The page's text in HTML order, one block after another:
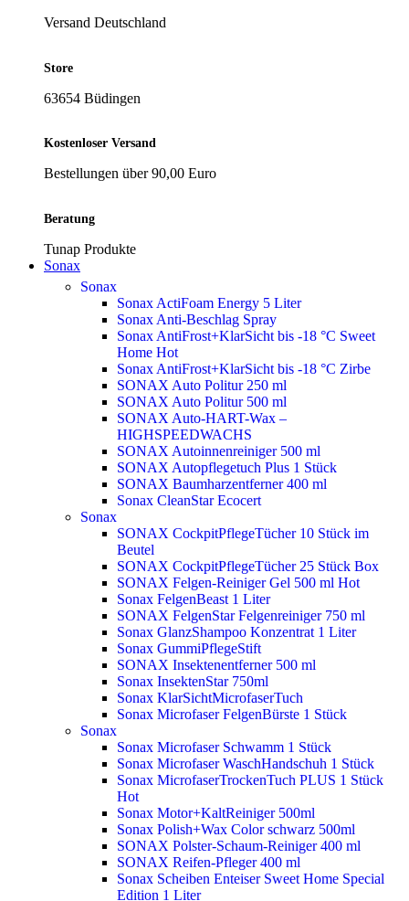
Versand Deutschland
Store
63654 Büdingen
Kostenloser Versand
Bestellungen über 90,00 Euro
Beratung
Tunap Produkte
Sonax
Sonax
Sonax ActiFoam Energy 5 Liter
Sonax Anti-Beschlag Spray
Sonax AntiFrost+KlarSicht bis -18 °C Sweet
Home Hot
Sonax AntiFrost+KlarSicht bis -18 °C Zirbe
SONAX Auto Politur 250 ml
SONAX Auto Politur 500 ml
SONAX Auto-HART-Wax –
HIGHSPEEDWACHS
SONAX Autoinnenreiniger 500 ml
SONAX Autopflegetuch Plus 1 Stück
SONAX Baumharzentferner 400 ml
Sonax CleanStar Ecocert
Sonax
SONAX CockpitPflegeTücher 10 Stück im
Beutel
SONAX CockpitPflegeTücher 25 Stück Box
SONAX Felgen-Reiniger Gel 500 ml Hot
Sonax FelgenBeast 1 Liter
SONAX FelgenStar Felgenreiniger 750 ml
Sonax GlanzShampoo Konzentrat 1 Liter
Sonax GummiPflegeStift
SONAX Insektenentferner 500 ml
Sonax InsektenStar 750ml
Sonax KlarSichtMicrofaserTuch
Sonax Microfaser FelgenBürste 1 Stück
Sonax
Sonax Microfaser Schwamm 1 Stück
Sonax Microfaser WaschHandschuh 1 Stück
Sonax MicrofaserTrockenTuch PLUS 1 Stück
Hot
Sonax Motor+KaltReiniger 500ml
Sonax Polish+Wax Color schwarz 500ml
SONAX Polster-Schaum-Reiniger 400 ml
SONAX Reifen-Pfleger 400 ml
Sonax Scheiben Enteiser Sweet Home Special
Edition 1 Liter